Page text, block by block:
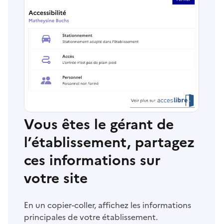
Vous êtes le gérant de
l’établissement, partagez
ces informations sur
votre site
En un copier-coller, affichez les informations
principales de votre établissement.